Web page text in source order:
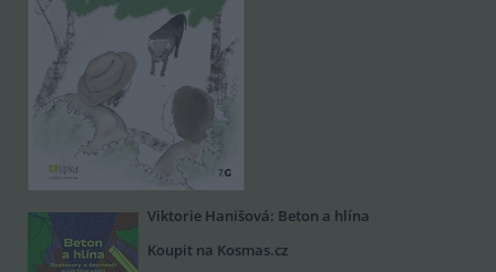
Viktorie Hanišová: Beton a hlína
Koupit na Kosmas.cz